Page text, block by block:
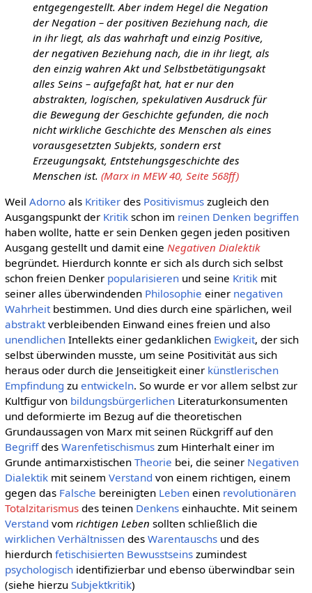
entgegengestellt. Aber indem Hegel die Negation
der Negation – der positiven Beziehung nach, die
in ihr liegt, als das wahrhaft und einzig Positive,
der negativen Beziehung nach, die in ihr liegt, als
den einzig wahren Akt und Selbstbetätigungsakt
alles Seins – aufgefaßt hat, hat er nur den
abstrakten, logischen, spekulativen Ausdruck für
die Bewegung der Geschichte gefunden, die noch
nicht wirkliche Geschichte des Menschen als eines
vorausgesetzten Subjekts, sondern erst
Erzeugungsakt, Entstehungsgeschichte des
Menschen ist. (Marx in MEW 40, Seite 568ff)
Weil Adornoals Kritikerdes Positivismuszugleich den
Ausgangspunkt der Kritikschon im reinen Denken begriffen
haben wollte, hatte er sein Denken gegen jeden positiven
Ausgang gestellt und damit eine Negativen Dialektik
begründet. Hierdurch konnte er sich als durch sich selbst
schon freien Denker popularisierenund seine Kritikmit
seiner alles überwindenden Philosophie einer negativen
Wahrheitbestimmen. Und dies durch eine spärlichen, weil
abstraktverbleibenden Einwand eines freien und also
unendlichenIntellekts einer gedanklichen Ewigkeit, der sich
selbst überwinden musste, um seine Positivität aus sich
heraus oder durch die Jenseitigkeit einer künstlerischen
Empfindung zu entwickeln. So wurde er vor allem selbst zur
Kultfigur von bildungsbürgerlichenLiteraturkonsumenten
und deformierte im Bezug auf die theoretischen
Grundaussagen von Marx mit seinen Rückgriff auf den
Begriffdes Warenfetischismuszum Hinterhalt einer im
Grunde antimarxistischen Theorie bei, die seiner Negativen
Dialektikmit seinem Verstand von einem richtigen, einem
gegen das Falsche bereinigten Lebeneinen revolutionären
Totalzitarismusdes teinen Denkenseinhauchte. Mit seinem
Verstand vom richtigen Leben sollten schließlich die
wirklichen Verhältnissendes Warentauschsund des
hierdurch fetischisierten Bewusstseinszumindest
psychologischidentifizierbar und ebenso überwindbar sein
(siehe hierzu Subjektkritik)